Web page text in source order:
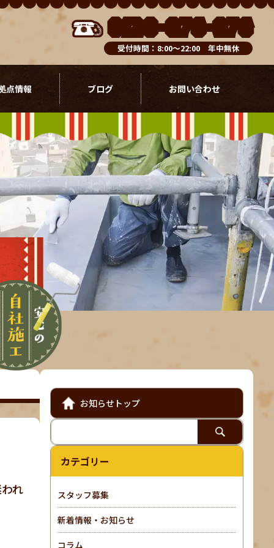
0120-076-976
受付時間：8:00～22:00 年中無休
点情報 ブログ お問い合わせ
れ
お知らせトップ
カテゴリー
スタッフ募集
新着情報・お知らせ
コラム